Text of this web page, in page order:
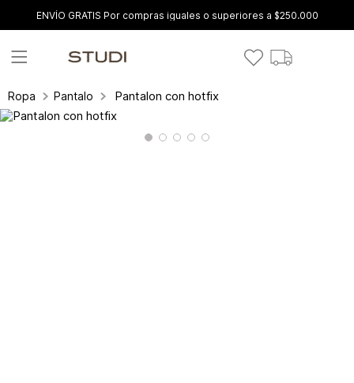
ENVÍO GRATIS Por compras iguales o superiores a $250.000
Ropa Pantalones y leggings
Pantalon con hotfix